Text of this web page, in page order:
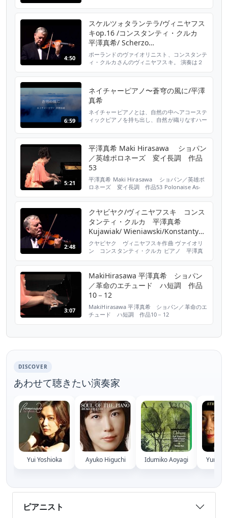
にグランドピアノを運び出して、その場で録音
撮影しています。 「ネイチャーピアノ」とは
その時しかない出会いから生まれる自然...
4:50
スケルツォタランテラ/ヴィニヤフス
キop.16 /コンスタンティ・クルカ
平澤真希/ Scherzo
Tarantelle/Wieniawski op.16
ポーランドのヴァイオリニスト、コンスタンテ
ィ・クルカさんのヴィニヤフスキ。 演奏は２
6:59
ネイチャーピアノ〜蒼穹の風に/平澤
真希
ネイチャーピアノとは、自然の中へアコーステ
ィックピアノを持ち出し、自然が織りなすハー
然が共に一つになり、大自然の調和の中で昇華
される、もしくは、それを目指すものです。
標高１８００メートルの中央アルプスが見渡せ
5:21
平澤真希 Maki Hirasawa ショパン
／英雄ポロネーズ 変イ長調 作品
53
平澤真希 Maki Hirasawa ショパン／英雄ポ
ロネーズ 変イ長調 作品53 Polonaise As-
2:48
クヤビヤク/ヴィニヤフスキ コンス
タンティ・クルカ 平澤真希
Kujawiak/ Wieniawski/Konstanty
Kulka&Maki Hirasawa
クヤビヤク ヴィニヤフスキ作曲 ヴァイオリ
ン コンスタンティ・クルカ ピアノ 平澤真
Hiraawa
3:07
MakiHirasawa 平澤真希 ショパン
／革命のエチュード ハ短調 作品
10－12
MakiHirasawa 平澤真希 ショパン／革命のエ
チュード ハ短調 作品10－12
DISCOVER
あわせて聴きたい演奏家
Yui Yoshioka Ayuko Higuchi Idumiko Aoyagi
ピアニスト